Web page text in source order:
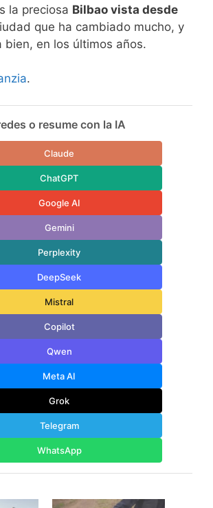
la preciosa Bilbao vista desde
que ha cambiado mucho, y
bien, en los últimos años.
.
o resume con la IA
Claude
ChatGPT
Google AI
Gemini
Perplexity
DeepSeek
Mistral
Copilot
Qwen
Meta AI
Grok
Telegram
WhatsApp